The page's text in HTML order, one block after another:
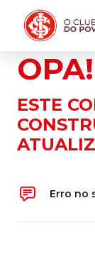
OPA!
ESTE
Erro no